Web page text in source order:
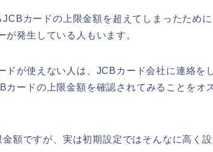
カードの上限金額を超えてしまったために
発生している人もいます。
が使えない人は、JCBカード会社に連絡を
ードの上限金額を確認されてみることをオ
額ですが、実は初期設定ではそんなに高く